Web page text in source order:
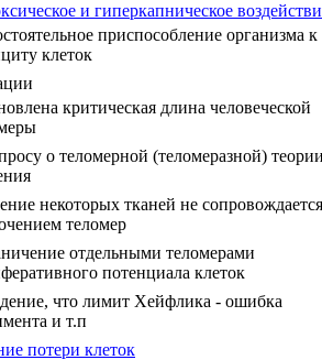
и гиперкапническое
приспособление организма к
клеток
критическая длина человеческой
о теломерной (теломеразной)
некоторых тканей не сопровождается
теломер
отдельными теломерами
потенциала клеток
что лимит Хейфлика - ошибка
и т.п
потери клеток